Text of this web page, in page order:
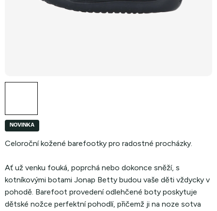
NOVINKA
Celoroční kožené barefootky pro radostné procházky.
Ať už venku fouká, poprchá nebo dokonce sněží, s
kotníkovými botami Jonap Betty budou vaše děti vždycky v
pohodě. Barefoot provedení odlehčené boty poskytuje
dětské nožce perfektní pohodlí, přičemž ji na noze sotva